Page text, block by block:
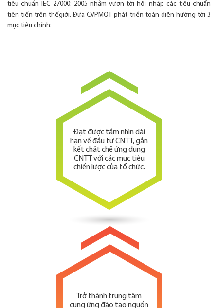
tiêu chuẩn IEC 27000: 2005 nhằm vươn tới hội nhập các tiêu chuẩn
tiên tiến trên thếgiới. Đưa CVPMQT phát triển toàn diện hướng tới 3
mục tiêu chính:
Đạt được tầm nhìn dài
hạn về đầu tư CNTT, gắn
kết chặt chẽ ứng dụng
CNTT với các mục tiêu
chiến lược của tổ chức.
Trở thành trung tâm
cung ứng đào tạo nguồn